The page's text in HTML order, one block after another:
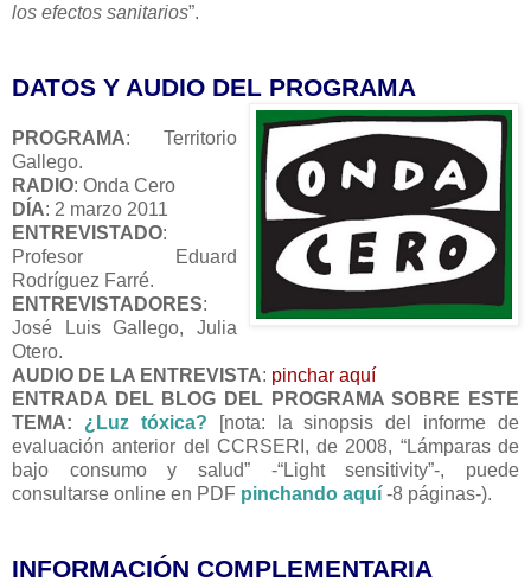
los efectos sanitarios”.
DATOS Y AUDIO DEL PROGRAMA
PROGRAMA: Territorio
Gallego.
RADIO: Onda Cero
DÍA: 2 marzo 2011
ENTREVISTADO:
Profesor Eduard
Rodríguez Farré.
ENTREVISTADORES:
José Luis Gallego, Julia
Otero.
AUDIO DE LA ENTREVISTA: pinchar aquí
ENTRADA DEL BLOG DEL PROGRAMA SOBRE ESTE
TEMA:
¿Luz tóxica? [nota: la sinopsis del informe de
evaluación anterior del CCRSERI, de 2008, “Lámparas de
bajo consumo y salud” -“Light sensitivity”-, puede
consultarse online en PDF pinchando aquí -8 páginas-).
INFORMACIÓN COMPLEMENTARIA